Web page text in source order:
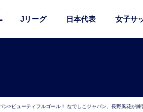
Jリーグ 日本代表 女子サ
ン>ビューティフルゴール！ なでしこジャパン、長野風花が